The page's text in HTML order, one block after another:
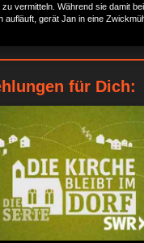
zu vermitteln. Während sie damit bei
aufläuft, gerät Jan in eine
für Dich: